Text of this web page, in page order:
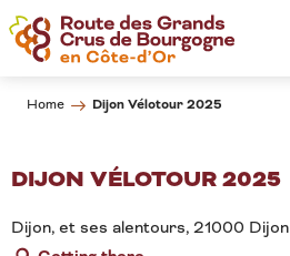
Aller
au
contenu
Home Dijon Vélotour 2025
DIJON VÉLOTOUR 2025
Dijon, et ses alentours, 21000 Dijon